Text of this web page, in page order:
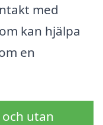
med
kan hjälpa
en
utan